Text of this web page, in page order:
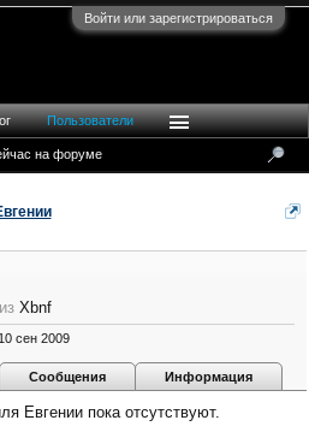
Войти или зарегистрироваться
из Xbnf
10 сен 2009
Сообщения Информация
Евгении пока отсутствуют.
Пользователи
на форуме